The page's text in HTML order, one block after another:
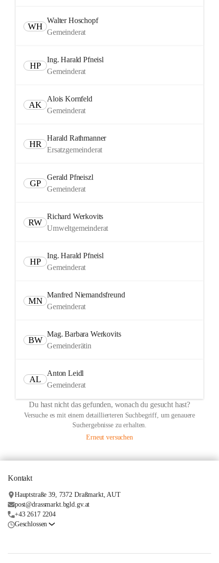
WH
Walter Hoschopf
Gemeinderat
HP
Ing. Harald Pfneisl
Gemeinderat
AK
Alois Kornfeld
Gemeinderat
HR
Harald Rathmanner
Ersatzgemeinderat
GP
Gerald Pfneiszl
Gemeinderat
RW
Richard Werkovits
Umweltgemeinderat
HP
Ing. Harald Pfneisl
Gemeinderat
MN
Manfred Niemandsfreund
Gemeinderat
BW
Mag. Barbara Werkovits
Gemeinderätin
AL
Anton Leidl
Gemeinderat
Du hast nicht das gefunden, wonach du gesucht hast?
Versuche es mit einem detaillierteren Suchbegriff, um genauere
Suchergebnisse zu erhalten.
Erneut versuchen
Kontakt
Hauptstraße 39, 7372 Draßmarkt, AUT
post@drassmarkt.bgld.gv.at
+43 2617 2204
Geschlossen